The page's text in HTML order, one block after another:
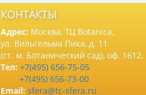
КОНТАКТЫ
Адрес: Москва, ТЦ Botanica,
ул. Вильгельма Пика, д. 11
(ст. м. Ботанический сад), оф. 1612.
Тел: +7(495) 656-75-05
+7(495) 656-73-00
Email: sfera@tc-sfera.ru